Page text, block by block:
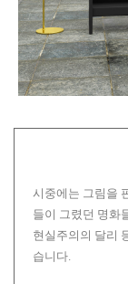
시중에는 그림을
들이 그렸던 명화
현실주의의 달리
습니다.